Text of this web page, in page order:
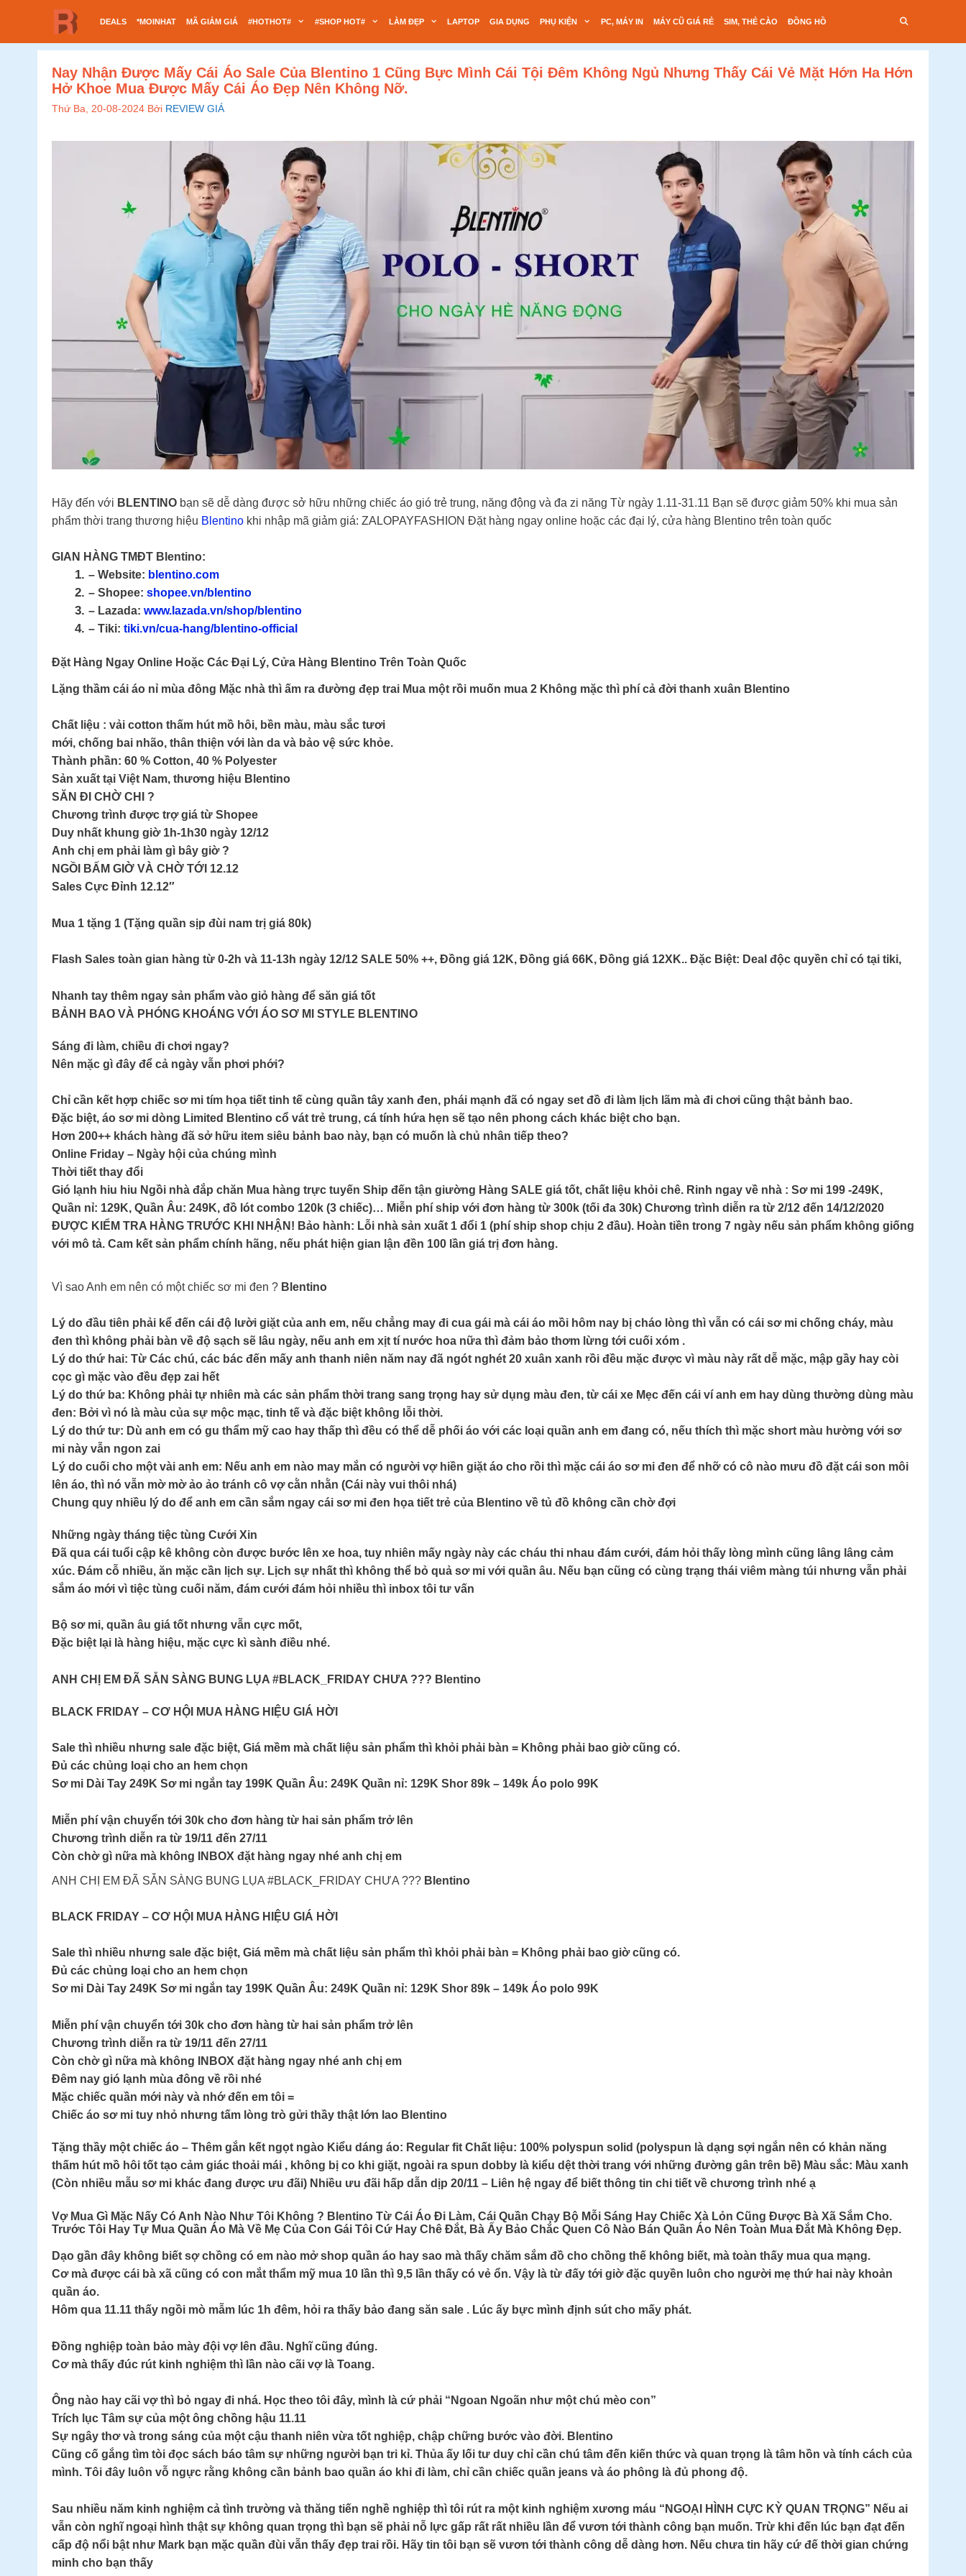
nội
DEALS *MOINHAT MÃ GIẢM GIÁ #HOTHOT# #SHOP HOT# LÀM ĐẸP LAPTOP GIA DỤNG PHỤ KIỆN PC, MÁY IN MÁY CŨ GIÁ RẺ SIM, THẺ CÀO ĐỒNG HỒ
Nay Nhận Được Mấy Cái Áo Sale Của Blentino 1 Cũng Bực Mình Cái Tội Đêm Không Ngủ Nhưng Thấy Cái Vẻ Mặt Hớn Ha Hớn
Hở Khoe Mua Được Mấy Cái Áo Đẹp Nên Không Nỡ.
Thứ Ba, 20-08-2024 Bởi REVIEW GIÁ
Hãy đến với BLENTINO bạn sẽ dễ dàng được sở hữu những chiếc áo gió trẻ trung, năng động và đa zi năng Từ ngày 1.11-31.11 Bạn sẽ được giảm 50% khi mua sản
phẩm thời trang thương hiệu Blentino khi nhập mã giảm giá: ZALOPAYFASHION Đặt hàng ngay online hoặc các đại lý, cửa hàng Blentino trên toàn quốc
GIAN HÀNG TMĐT Blentino:
– Website: blentino.com
– Shopee: shopee.vn/blentino
– Lazada: www.lazada.vn/shop/blentino
– Tiki: tiki.vn/cua-hang/blentino-official
Đặt Hàng Ngay Online Hoặc Các Đại Lý, Cửa Hàng Blentino Trên Toàn Quốc
Lặng thầm cái áo nỉ mùa đông Mặc nhà thì ấm ra đường đẹp trai Mua một rồi muốn mua 2 Không mặc thì phí cả đời thanh xuân Blentino
Chất liệu : vải cotton thấm hút mồ hôi, bền màu, màu sắc tươi
mới, chống bai nhão, thân thiện với làn da và bảo vệ sức khỏe.
Thành phần: 60 % Cotton, 40 % Polyester
Sản xuất tại Việt Nam, thương hiệu Blentino
SĂN ĐI CHỜ CHI ?
Chương trình được trợ giá từ Shopee
Duy nhất khung giờ 1h-1h30 ngày 12/12
Anh chị em phải làm gì bây giờ ?
NGỒI BẤM GIỜ VÀ CHỜ TỚI 12.12
Sales Cực Đỉnh 12.12″
Mua 1 tặng 1 (Tặng quần sịp đùi nam trị giá 80k)
Flash Sales toàn gian hàng từ 0-2h và 11-13h ngày 12/12 SALE 50% ++, Đồng giá 12K, Đồng giá 66K, Đồng giá 12XK.. Đặc Biệt: Deal độc quyền chỉ có tại tiki,
Nhanh tay thêm ngay sản phẩm vào giỏ hàng để săn giá tốt
BẢNH BAO VÀ PHÓNG KHOÁNG VỚI ÁO SƠ MI STYLE BLENTINO
Sáng đi làm, chiều đi chơi ngay?
Nên mặc gì đây để cả ngày vẫn phơi phới?
Chỉ cần kết hợp chiếc sơ mi tím họa tiết tinh tế cùng quần tây xanh đen, phái mạnh đã có ngay set đồ đi làm lịch lãm mà đi chơi cũng thật bảnh bao.
Đặc biệt, áo sơ mi dòng Limited Blentino cổ vát trẻ trung, cá tính hứa hẹn sẽ tạo nên phong cách khác biệt cho bạn.
Hơn 200++ khách hàng đã sở hữu item siêu bảnh bao này, bạn có muốn là chủ nhân tiếp theo?
Online Friday – Ngày hội của chúng mình
Thời tiết thay đổi
Gió lạnh hiu hiu Ngồi nhà đắp chăn Mua hàng trực tuyến Ship đến tận giường Hàng SALE giá tốt, chất liệu khỏi chê. Rinh ngay về nhà : Sơ mi 199 -249K,
Quần nỉ: 129K, Quần Âu: 249K, đồ lót combo 120k (3 chiếc)… Miễn phí ship với đơn hàng từ 300k (tối đa 30k) Chương trình diễn ra từ 2/12 đến 14/12/2020
ĐƯỢC KIỂM TRA HÀNG TRƯỚC KHI NHẬN! Bảo hành: Lỗi nhà sản xuất 1 đổi 1 (phí ship shop chịu 2 đầu). Hoàn tiền trong 7 ngày nếu sản phẩm không giống
với mô tả. Cam kết sản phẩm chính hãng, nếu phát hiện gian lận đền 100 lần giá trị đơn hàng.
Vì sao Anh em nên có một chiếc sơ mi đen ? Blentino
Lý do đầu tiên phải kể đến cái độ lười giặt của anh em, nếu chẳng may đi cua gái mà cái áo mồi hôm nay bị cháo lòng thì vẫn có cái sơ mi chống cháy, màu
đen thì không phải bàn về độ sạch sẽ lâu ngày, nếu anh em xịt tí nước hoa nữa thì đảm bảo thơm lừng tới cuối xóm .
Lý do thứ hai: Từ Các chú, các bác đến mấy anh thanh niên năm nay đã ngót nghét 20 xuân xanh rồi đều mặc được vì màu này rất dễ mặc, mập gầy hay còi
cọc gì mặc vào đều đẹp zai hết
Lý do thứ ba: Không phải tự nhiên mà các sản phẩm thời trang sang trọng hay sử dụng màu đen, từ cái xe Mẹc đến cái ví anh em hay dùng thường dùng màu
đen: Bởi vì nó là màu của sự mộc mạc, tinh tế và đặc biệt không lỗi thời.
Lý do thứ tư: Dù anh em có gu thẩm mỹ cao hay thấp thì đều có thể dễ phối áo với các loại quần anh em đang có, nếu thích thì mặc short màu hường với sơ
mi này vẫn ngon zai
Lý do cuối cho một vài anh em: Nếu anh em nào may mắn có người vợ hiền giặt áo cho rồi thì mặc cái áo sơ mi đen để nhỡ có cô nào mưu đồ đặt cái son môi
lên áo, thì nó vẫn mờ mờ ảo ảo tránh cô vợ cằn nhằn (Cái này vui thôi nhá)
Chung quy nhiều lý do để anh em cần sắm ngay cái sơ mi đen họa tiết trẻ của Blentino về tủ đồ không cần chờ đợi
Những ngày tháng tiệc tùng Cưới Xin
Đã qua cái tuổi cập kê không còn được bước lên xe hoa, tuy nhiên mấy ngày này các cháu thi nhau đám cưới, đám hỏi thấy lòng mình cũng lâng lâng cảm
xúc. Đám cỗ nhiều, ăn mặc cần lịch sự. Lịch sự nhất thì không thể bỏ quả sơ mi với quần âu. Nếu bạn cũng có cùng trạng thái viêm màng túi nhưng vẫn phải
sắm áo mới vì tiệc tùng cuối năm, đám cưới đám hỏi nhiều thì inbox tôi tư vấn
Bộ sơ mi, quần âu giá tốt nhưng vẫn cực mốt,
Đặc biệt lại là hàng hiệu, mặc cực kì sành điều nhé.
ANH CHỊ EM ĐÃ SẴN SÀNG BUNG LỤA #BLACK_FRIDAY CHƯA ??? Blentino
BLACK FRIDAY – CƠ HỘI MUA HÀNG HIỆU GIÁ HỜI
Sale thì nhiều nhưng sale đặc biệt, Giá mềm mà chất liệu sản phẩm thì khỏi phải bàn = Không phải bao giờ cũng có.
Đủ các chủng loại cho an hem chọn
Sơ mi Dài Tay 249K Sơ mi ngắn tay 199K Quần Âu: 249K Quần nỉ: 129K Shor 89k – 149k Áo polo 99K
Miễn phí vận chuyển tới 30k cho đơn hàng từ hai sản phẩm trở lên
Chương trình diễn ra từ 19/11 đến 27/11
Còn chờ gì nữa mà không INBOX đặt hàng ngay nhé anh chị em
ANH CHỊ EM ĐÃ SẴN SÀNG BUNG LỤA #BLACK_FRIDAY CHƯA ??? Blentino
BLACK FRIDAY – CƠ HỘI MUA HÀNG HIỆU GIÁ HỜI
Sale thì nhiều nhưng sale đặc biệt, Giá mềm mà chất liệu sản phẩm thì khỏi phải bàn = Không phải bao giờ cũng có.
Đủ các chủng loại cho an hem chọn
Sơ mi Dài Tay 249K Sơ mi ngắn tay 199K Quần Âu: 249K Quần nỉ: 129K Shor 89k – 149k Áo polo 99K
Miễn phí vận chuyển tới 30k cho đơn hàng từ hai sản phẩm trở lên
Chương trình diễn ra từ 19/11 đến 27/11
Còn chờ gì nữa mà không INBOX đặt hàng ngay nhé anh chị em
Đêm nay gió lạnh mùa đông về rồi nhé
Mặc chiếc quần mới này và nhớ đến em tôi =
Chiếc áo sơ mi tuy nhỏ nhưng tấm lòng trò gửi thầy thật lớn lao Blentino
Tặng thầy một chiếc áo – Thêm gắn kết ngọt ngào Kiểu dáng áo: Regular fit Chất liệu: 100% polyspun solid (polyspun là dạng sợi ngắn nên có khản năng
thấm hút mồ hôi tốt tạo cảm giác thoải mái , không bị co khi giặt, ngoài ra spun dobby là kiểu dệt thời trang với những đường gân trên bề) Màu sắc: Màu xanh
(Còn nhiều mẫu sơ mi khác đang được ưu đãi) Nhiều ưu đãi hấp dẫn dịp 20/11 – Liên hệ ngay để biết thông tin chi tiết về chương trình nhé ạ
Vợ Mua Gì Mặc Nấy Có Anh Nào Như Tôi Không ? Blentino Từ Cái Áo Đi Làm, Cái Quần Chạy Bộ Mỗi Sáng Hay Chiếc Xà Lỏn Cũng Được Bà Xã Sắm Cho.
Trước Tôi Hay Tự Mua Quần Áo Mà Về Mẹ Của Con Gái Tôi Cứ Hay Chê Đắt, Bà Ấy Bảo Chắc Quen Cô Nào Bán Quần Áo Nên Toàn Mua Đắt Mà Không Đẹp.
Dạo gần đây không biết sợ chồng có em nào mở shop quần áo hay sao mà thấy chăm sắm đồ cho chồng thế không biết, mà toàn thấy mua qua mạng.
Cơ mà được cái bà xã cũng có con mắt thẩm mỹ mua 10 lần thì 9,5 lần thấy có vẻ ổn. Vậy là từ đấy tới giờ đặc quyền luôn cho người mẹ thứ hai này khoản
quần áo.
Hôm qua 11.11 thấy ngồi mò mẫm lúc 1h đêm, hỏi ra thấy bảo đang săn sale . Lúc ấy bực mình định sút cho mấy phát.
Đồng nghiệp toàn bảo mày đội vợ lên đầu. Nghĩ cũng đúng.
Cơ mà thấy đúc rút kinh nghiệm thì lần nào cãi vợ là Toang.
Ông nào hay cãi vợ thì bỏ ngay đi nhá. Học theo tôi đây, mình là cứ phải “Ngoan Ngoãn như một chú mèo con”
Trích lục Tâm sự của một ông chồng hậu 11.11
Sự ngây thơ và trong sáng của một cậu thanh niên vừa tốt nghiệp, chập chững bước vào đời. Blentino
Cũng cố gắng tìm tòi đọc sách báo tâm sự những người bạn tri kỉ. Thủa ấy lối tư duy chỉ cần chú tâm đến kiến thức và quan trọng là tâm hồn và tính cách của
mình. Tôi đây luôn vỗ ngực rằng không cần bảnh bao quần áo khi đi làm, chỉ cần chiếc quần jeans và áo phông là đủ phong độ.
Sau nhiều năm kinh nghiệm cả tình trường và thăng tiến nghề nghiệp thì tôi rút ra một kinh nghiệm xương máu “NGOẠI HÌNH CỰC KỲ QUAN TRỌNG” Nếu ai
vẫn còn nghĩ ngoại hình thật sự không quan trọng thì bạn sẽ phải nỗ lực gấp rất rất nhiều lần để vươn tới thành công bạn muốn. Trừ khi đến lúc bạn đạt đến
cấp độ nổi bật như Mark bạn mặc quần đùi vẫn thấy đẹp trai rồi. Hãy tin tôi bạn sẽ vươn tới thành công dễ dàng hơn. Nếu chưa tin hãy cứ đế thời gian chứng
minh cho bạn thấy